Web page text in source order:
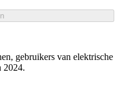
gebruikers van elektrische
2024.